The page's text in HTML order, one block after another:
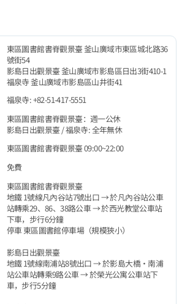
東區圖書館書脊觀景臺 釜山廣域市東區城北路36
號街54
影島日出觀景臺 釜山廣域市影島區日出3街410-1
福泉寺 釜山廣域市影島區山井街41
福泉寺: +82-51-417-5551
東區圖書館書脊觀景臺：週一公休
影島日出觀景臺 / 福泉寺: 全年無休
東區圖書館書脊觀景臺 09:00~22:00
免費
東區圖書館書脊觀景臺
地鐵 1號線凡內谷站7號出口 → 於凡內谷站公車
站轉乘29、86、38路公車 → 於西光教堂公車站
下車，步行6分鐘
停車 東區圖書館停車場（規模狹小）
影島日出觀景臺
地鐵 1號線南浦站8號出口 → 於影島大橋‧南浦
站公車站轉乘9路公車 → 於榮光公寓公車站下
車，步行5分鐘